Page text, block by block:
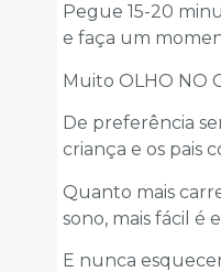
Pegue 15-20
e faça um
Muito OLHO NO
De preferência
criança e os pais
Quanto mais
sono, mais fácil é
E nunca